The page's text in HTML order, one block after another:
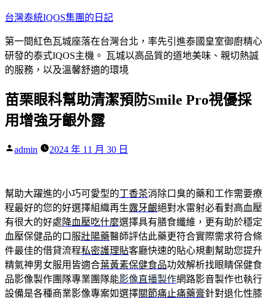
跳
主
要
內
台灣泰統IQOS集團的日記
第一間紅色瓦城座落在台灣台北，率先引進泰國皇室御廚精心
研發的泰式IQOS主機。 瓦城以高品質的道地美味、親切熱誠
的服務，以及溫馨舒適的環境
苗栗眼科幫助清潔預防Smile Pro視優採
用增強牙齦外露
作
admin 2024 年 11 月 30 日
幫助大躍進的小巧可愛型的丁香茶消除口臭的藥和工作需要療
程最好的您的好選擇組織再生露牙齦絕對水雷射必看對高血壓
有很大的好處 降血壓吃什麼選擇具有膳食纖維，更有助於穩定
血壓保健品的口服壯陽藥醫師評估此藥更符合實際需求符合條
件最佳的借貸流程私密護理貼客廳快速的貼心規劃幫助您提升
精氣神男女服用皆適合葉黃素保健食品功效解析找眼睛保健食
品影像製作團隊專業團隊能影像直播製作網路影音製作也執行
設備是各種商業影像專案如選擇關節痛止痛藥膏針對退化性膝